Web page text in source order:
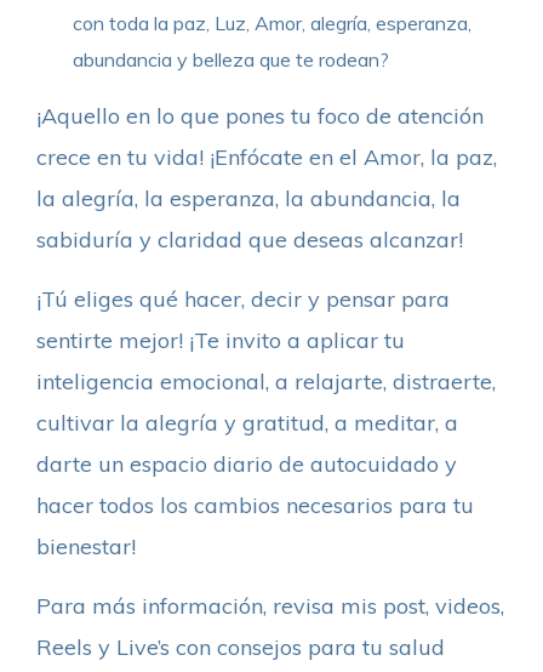
con toda la paz, Luz, Amor, alegría, esperanza,
abundancia y belleza que te rodean?
¡Aquello en lo que pones tu foco de atención
crece en tu vida! ¡Enfócate en el Amor, la paz,
la alegría, la esperanza, la abundancia, la
sabiduría y claridad que deseas alcanzar!
¡Tú eliges qué hacer, decir y pensar para
sentirte mejor! ¡Te invito a aplicar tu
inteligencia emocional, a relajarte, distraerte,
cultivar la alegría y gratitud, a meditar, a
darte un espacio diario de autocuidado y
hacer todos los cambios necesarios para tu
bienestar!
Para más información, revisa mis post, videos,
Reels y Live’s con consejos para tu salud